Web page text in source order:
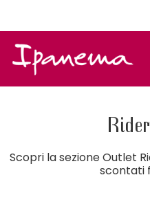
Scopri la sezione Outlet
scontati